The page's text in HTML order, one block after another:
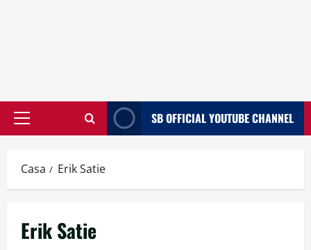
Menù
SB OFFICIAL YOUTUBE CHANNEL
Casa Erik Satie
Erik Satie